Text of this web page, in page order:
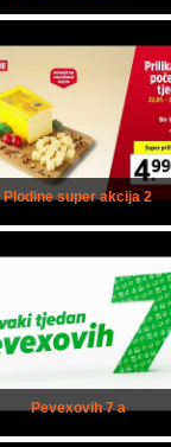
Plodine super akcija 2
Pevexovih 7 a